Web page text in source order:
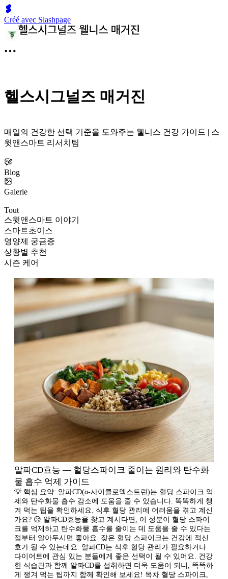
Créé avec Slashpage
헬스시그널즈 매거진
매일의 건강한 선택 기준을 도와주는 웰니스 건강 가이드 | 스
윗앤스마트 리서치팀
Blog
Galerie
Tout
스윗앤스마트 이야기
스마트초이스
영양제 궁금증
상황별 추천
시즌 케어
알파CD효능 — 혈당스파이크 줄이는 원리와 탄수화
물 흡수 억제 가이드
💡 핵심 요약: 알파CD(α-사이클로덱스트린)는 혈당 스파이크 억
제와 탄수화물 흡수 감소에 도움을 줄 수 있습니다. 똑똑하게 챙
겨 먹는 팁을 확인하세요. 식후 혈당 관리에 어려움을 겪고 계신
가요? 😥 알파CD효능을 찾고 계시다면, 이 성분이 혈당 스파이
크를 억제하고 탄수화물 흡수를 줄이는 데 도움을 줄 수 있다는
점부터 알아두시면 좋아요. 잦은 혈당 스파이크는 건강에 적신
호가 될 수 있는데요. 알파CD는 식후 혈당 관리가 필요하거나
다이어트에 관심 있는 분들에게 좋은 선택이 될 수 있어요. 건강
한 식습관과 함께 알파CD를 섭취하면 더욱 도움이 되니, 똑똑하
게 챙겨 먹는 팁까지 함께 확인해 보세요! 목차 혈당 스파이크,